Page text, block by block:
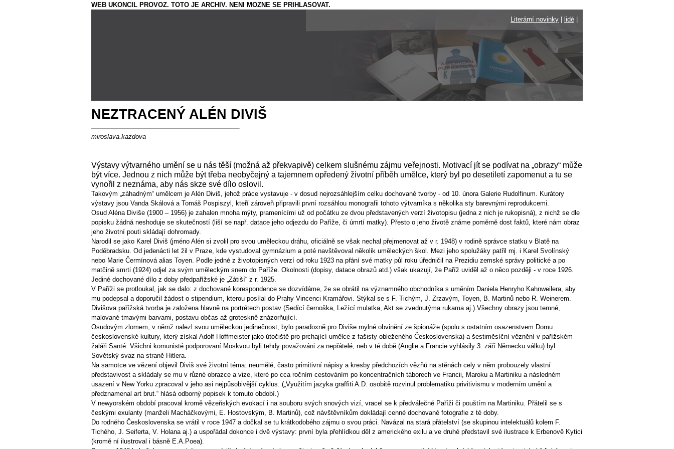
WEB UKONCIL PROVOZ. TOTO JE ARCHIV. NENI MOZNE SE PRIHLASOVAT.
Literární novinky
lidé
NEZTRACENÝ ALÉN DIVIŠ
miroslava.kazdova
Výstavy výtvarného umění se u nás těší (možná až překvapivě) celkem slušnému zájmu veřejnosti. Motivací jít se podívat na „obrazy“ může
být více. Jednou z nich může být třeba neobyčejný a tajemnem opředený životní příběh umělce, který byl po desetiletí zapomenut a tu se
vynořil z neznáma, aby nás skze své dílo oslovil.
Takovým „záhadným“ umělcem je Alén Diviš, jehož práce vystavuje - v dosud nejrozsáhlejším celku dochované tvorby - od 10. února Galerie Rudolfinum. Kurátory
výstavy jsou Vanda Skálová a Tomáš Pospiszyl, kteří zároveň připravili první rozsáhlou monografii tohoto výtvarníka s několika sty barevnými reprodukcemi.
Osud Aléna Diviše (1900 – 1956) je zahalen mnoha mýty, pramenícími už od počátku ze dvou představených verzí životopisu (jedna z nich je rukopisná), z nichž se dle
popisku žádná neshoduje se skutečností (liší se např. datace jeho odjezdu do Paříže, či úmrtí matky). Přesto o jeho životě známe poměrně dost faktů, které nám obraz
jeho životní pouti skládají dohromady.
Narodil se jako Karel Diviš (jméno Alén si zvolil pro svou uměleckou dráhu, oficiálně se však nechal přejmenovat až v r. 1948) v rodině správce statku v Blatě na
Poděbradsku. Od jedenácti let žil v Praze, kde vystudoval gymnázium a poté navštěvoval několik uměleckých škol. Mezi jeho spolužáky patřil mj. i Karel Svolínský
nebo Marie Čermínová alias Toyen. Podle jedné z životopisných verzí od roku 1923 na přání své matky půl roku úředničil na Prezidiu zemské správy politické a po
matčině smrti (1924) odjel za svým uměleckým snem do Paříže. Okolnosti (dopisy, datace obrazů atd.) však ukazují, že Paříž uviděl až o něco později - v roce 1926.
Jediné dochované dílo z doby předpařížské je „Zátiší“ z r. 1925.
V Paříži se protloukal, jak se dalo: z dochované korespondence se dozvídáme, že se obrátil na významného obchodníka s uměním Daniela Henryho Kahnweilera, aby
mu podepsal a doporučil žádost o stipendium, kterou posílal do Prahy Vincenci Kramářovi. Stýkal se s F. Tichým, J. Zrzavým, Toyen, B. Martinů nebo R. Weinerem.
Divišova pařížská tvorba je založena hlavně na portrétech postav (Sedící černoška, Ležící mulatka, Akt se zvednutýma rukama aj.).Všechny obrazy jsou temné,
malované tmavými barvami, postavu občas až groteskně znázorňující.
Osudovým zlomem, v němž nalezl svou uměleckou jedinečnost, bylo paradoxně pro Diviše mylné obvinění ze špionáže (spolu s ostatním osazenstvem Domu
československé kultury, který získal Adolf Hoffmeister jako útočiště pro prchající umělce z fašisty obleženého Československa) a šestiměsíční věznění v pařížském
žaláři Santé. Všichni komunisté podporovaní Moskvou byli tehdy považováni za nepřátelé, neb v té době (Anglie a Francie vyhlásily 3. září Německu válku) byl
Sovětský svaz na straně Hitlera.
Na samotce ve vězení objevil Diviš své životní téma: neumělé, často primitivní nápisy a kresby předchozích vězňů na stěnách cely v něm probouzely vlastní
představivost a skládaly se mu v různé obrazce a vize, které po cca ročním cestováním po koncentračních táborech ve Francii, Maroku a Martiniku a následném
usazení v New Yorku zpracoval v jeho asi nejpůsobivější cyklus. („Využitím jazyka graffiti A.D. osobitě rozvinul problematiku privitivismu v moderním umění a
předznamenal art brut.“ hlásá odborný popisek k tomuto období.)
V newyorském období pracoval kromě vězeňských evokací i na souboru svých snových vizí, vracel se k předválečné Paříži či pouštím na Martiniku. Přátelil se s
českými exulanty (manželi Macháčkovými, E. Hostovským, B. Martinů), což návštěvníkům dokládají cenné dochované fotografie z té doby.
Do rodného Československa se vrátil v roce 1947 a dočkal se tu krátkodobého zájmu o svou práci. Navázal na stará přátelství (se skupinou intelektuálů kolem F.
Tichého, J. Seiferta, V. Holana aj.) a uspořádal dokonce i dvě výstavy: první byla přehlídkou děl z amerického exilu a ve druhé představil své ilustrace k Erbenově Kytici
(kromě ní ilustroval i básně E.A.Poea).